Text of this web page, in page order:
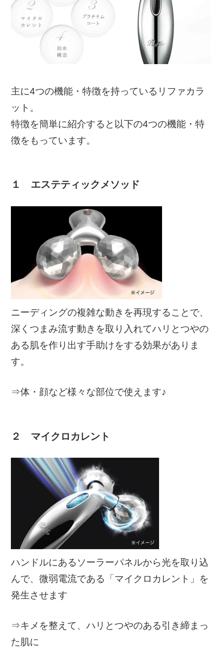
主に4つの機能・特徴を持っているリファカラ
ット。
特徴を簡単に紹介すると以下の4つの機能・特
徴をもっています。
１ エステティックメソッド
ニーディングの複雑な動きを再現することで、
深くつまみ流す動きを取り入れてハリとつやの
ある肌を作り出す手助けをする効果がありま
す。
⇒体・顔など様々な部位で使えます♪
２ マイクロカレント
ハンドルにあるソーラーパネルから光を取り込
んで、微弱電流である「マイクロカレント」を
発生させます
⇒キメを整えて、ハリとつやのある引き締まっ
た肌に